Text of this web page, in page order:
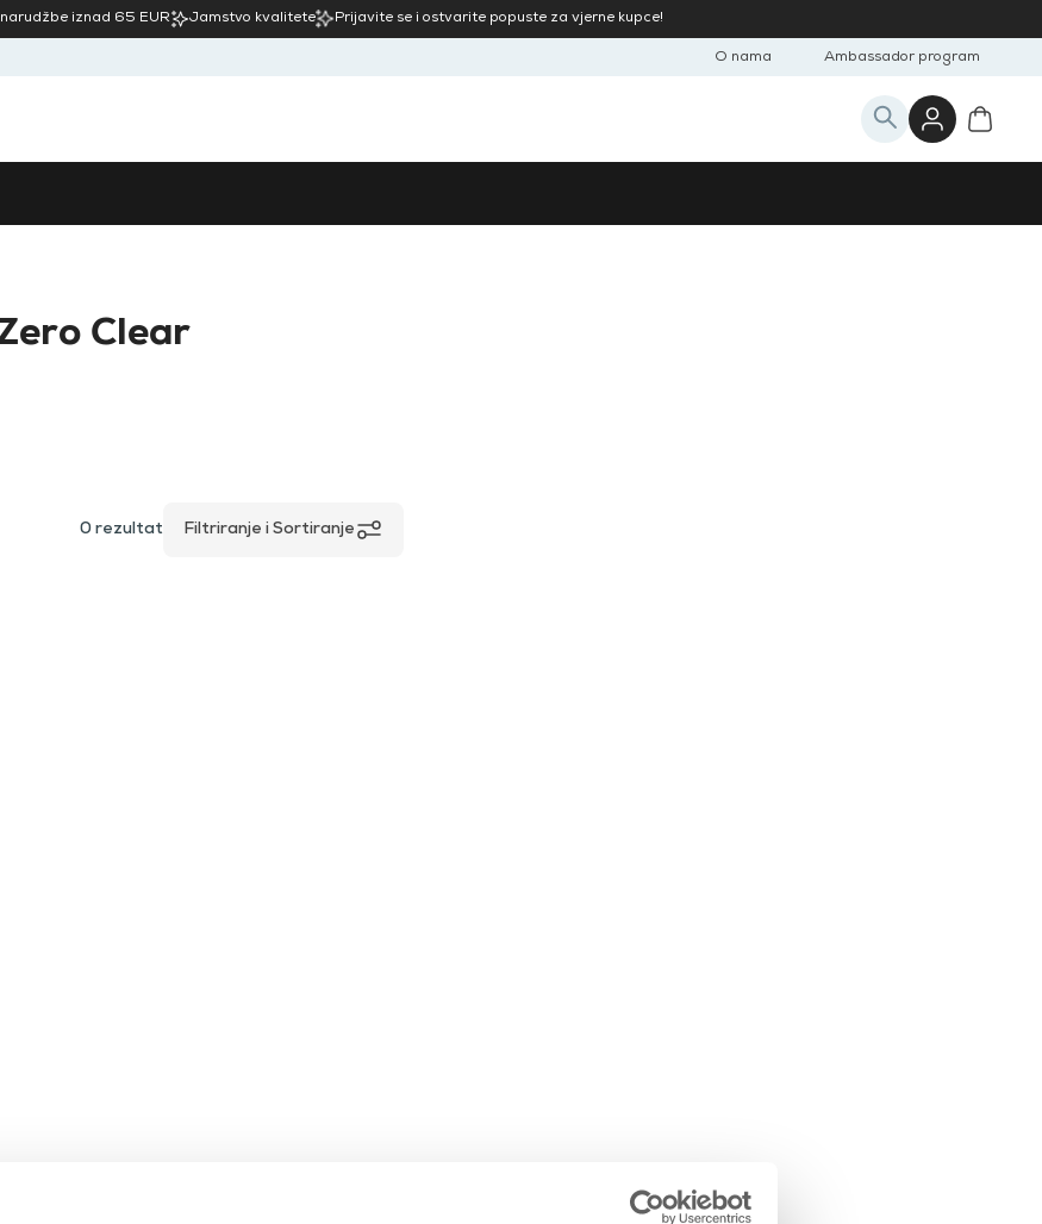
iznad 65 EUR Jamstvo kvalitete Prijavite se i ostvarite popuste za vjerne kupce!
O nama Ambassador program
Clear
0 rezultat Filtriranje i Sortiranje